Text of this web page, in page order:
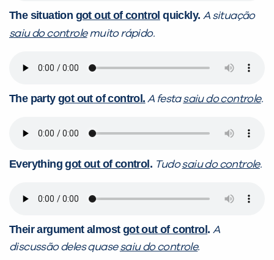
The situation got out of control quickly. A situação
saiu do controlemuito rápido.
The partygot out of control. A festasaiu do controle.
Everythinggot out of control . Tudosaiu do controle.
Their argument almost got out of control . A
discussão deles quasesaiu do controle.